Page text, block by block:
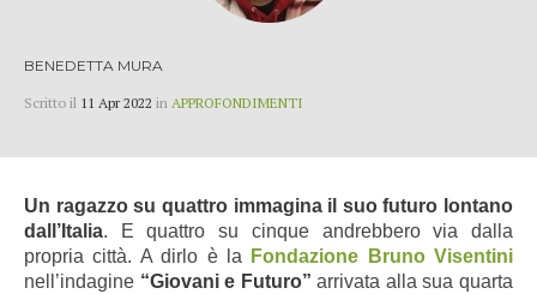
BENEDETTA MURA
Scritto il 11 Apr 2022 in APPROFONDIMENTI
Un ragazzo su quattro immagina il suo futuro lontano
dall’Italia. E quattro su cinque andrebbero via dalla
propria città. A dirlo è la
Fondazione Bruno Visentini
nell’indagine “Giovani e Futuro” arrivata alla sua quarta